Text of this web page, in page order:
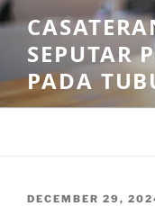
Skip
to
contentSEPUTAR
PADA
POSTED
DECEMBER 29,